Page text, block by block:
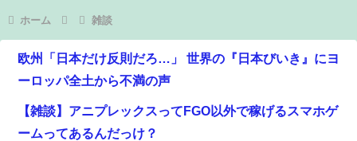
ホーム 雑談
欧州「日本だけ反則だろ…」 世界の『日本びいき』にヨ
ーロッパ全土から不満の声
【雑談】アニプレックスってFGO以外で稼げるスマホゲ
ームってあるんだっけ？